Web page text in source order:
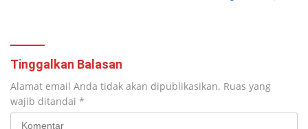
Tinggalkan Balasan
Alamat email Anda tidak akan dipublikasikan. Ruas yang
wajib ditandai *